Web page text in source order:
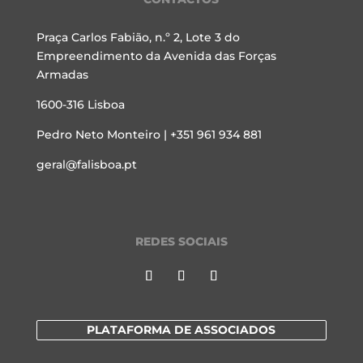
Praça Carlos Fabião, n.º 2, Lote 3 do
Empreendimento da Avenida das Forças
Armadas
1600-316 Lisboa
Pedro Neto Monteiro | +351 961 934 881
geral@falisboa.pt
REDES SOCIAIS
PLATAFORMA DE ASSOCIADOS